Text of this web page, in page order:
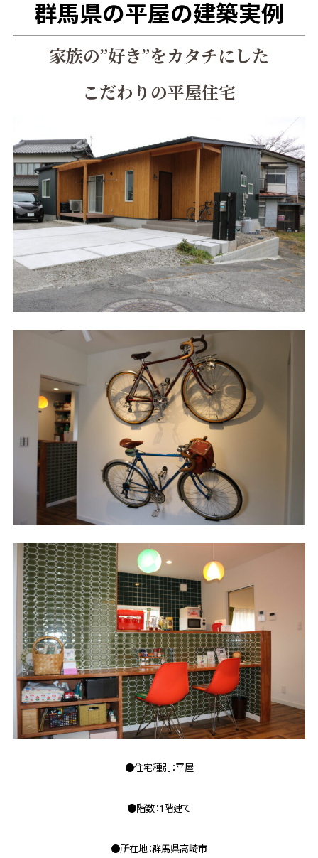
群馬県の平屋の建築実例
家族の”好き”をカタチにした
こだわりの平屋住宅
●住宅種別：平屋
●階数：1階建て
●所在地：群馬県高崎市